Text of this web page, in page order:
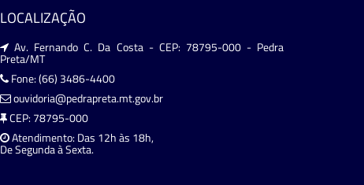
LOCALIZAÇÃO
Av. Fernando C. Da Costa - CEP: 78795-000 - Pedra
Preta/MT
Fone: (66) 3486-4400
ouvidoria@pedrapreta.mt.gov.br
CEP: 78795-000
Atendimento: Das 12h às 18h,
De Segunda à Sexta.